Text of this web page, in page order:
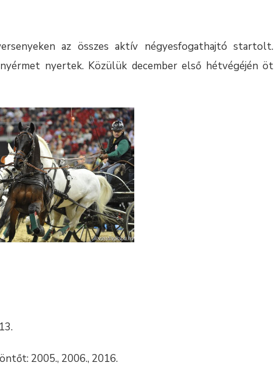
az összes aktív négyesfogathajtó startolt.
nyertek. Közülük december első hétvégéjén öt
2005., 2006., 2016.